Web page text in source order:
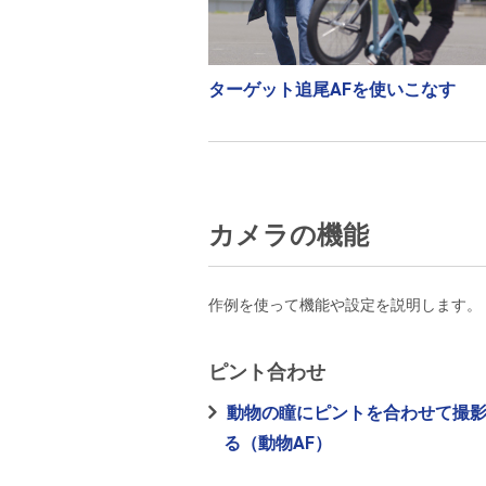
ターゲット追尾AFを使いこなす
カメラの機能
作例を使って機能や設定を説明します。
ピント合わせ
動物の瞳にピントを合わせて撮
る（動物AF）